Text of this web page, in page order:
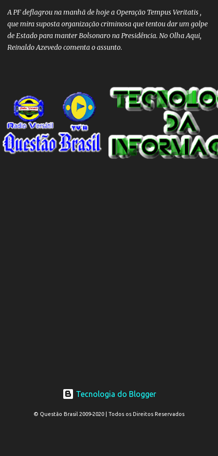
A PF deflagrou na manhã de hoje a Operação Tempus Veritatis ,
que mira suposta organização criminosa que tentou dar um golpe
de Estado para manter Bolsonaro na Presidência. No Olha Aqui,
Reinaldo Azevedo comenta o assunto.
Tecnologia do Blogger
© Questão Brasil 2009-2020 | Todos os Direitos Reservados